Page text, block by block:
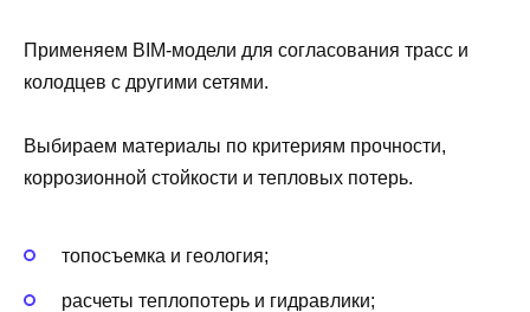
Применяем BIM-модели для согласования трасс и
колодцев с другими сетями.
Выбираем материалы по критериям прочности,
коррозионной стойкости и тепловых потерь.
топосъемка и геология;
расчеты теплопотерь и гидравлики;